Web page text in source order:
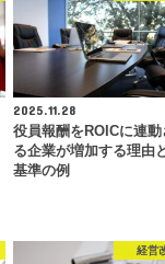
2025.11.28
役員報酬をROICに連動
る企業が増加する理由
基準の例
経営